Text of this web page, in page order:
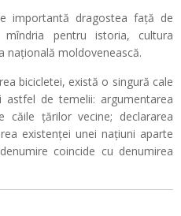
importantă dragostea față de
pentru istoria, cultura
națională moldovenească.
bicicletei, există o singură cale
de temelii: argumentarea
țărilor vecine; declararea
existenței unei națiuni aparte
coincide cu denumirea